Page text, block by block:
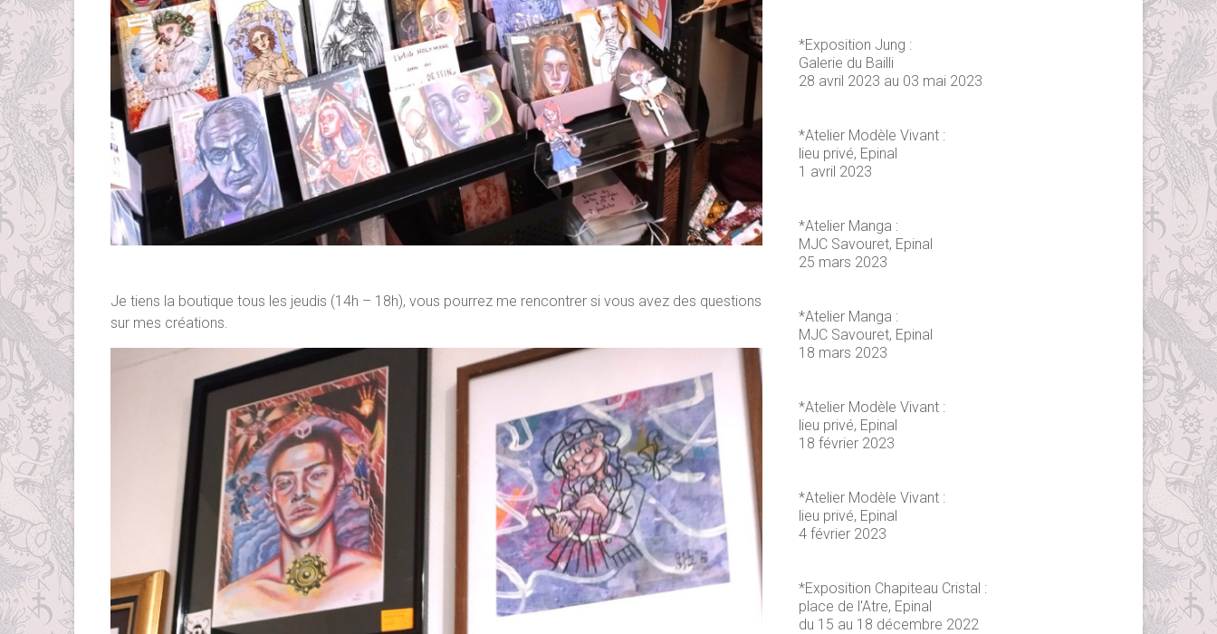
Je tiens la boutique tous les jeudis (14h – 18h), vous pourrez me rencontrer si vous avez des questions
sur mes créations.
*Exposition Jung :
Galerie du Bailli
28 avril 2023 au 03 mai 2023
*Atelier Modèle Vivant :
lieu privé, Epinal
1 avril 2023
*Atelier Manga :
MJC Savouret, Epinal
25 mars 2023
*Atelier Manga :
MJC Savouret, Epinal
18 mars 2023
*Atelier Modèle Vivant :
lieu privé, Epinal
18 février 2023
*Atelier Modèle Vivant :
lieu privé, Epinal
4 février 2023
*Exposition Chapiteau Cristal :
place de l'Atre, Epinal
du 15 au 18 décembre 2022